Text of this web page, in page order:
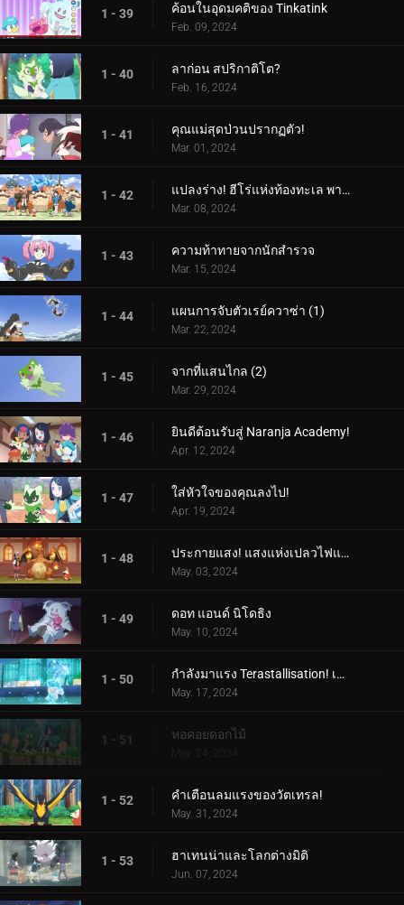
1 - 39 ค้อนในอุดมคติของ Tinkatink
Feb. 09, 2024
1 - 40 ลาก่อน สปริกาติโต?
Feb. 16, 2024
1 - 41 คุณแม่สุดป่วนปรากฏตัว!
Mar. 01, 2024
1 - 42 แปลงร่าง! ฮีโร่แห่งท้องทะเล พาลาฟิน
Mar. 08, 2024
1 - 43 ความท้าทายจากนักสำรวจ
Mar. 15, 2024
1 - 44 แผนการจับตัวเรย์ควาซ่า (1)
Mar. 22, 2024
1 - 45 จากที่แสนไกล (2)
Mar. 29, 2024
1 - 46 ยินดีต้อนรับสู่ Naranja Academy!
Apr. 12, 2024
1 - 47 ใส่หัวใจของคุณลงไป!
Apr. 19, 2024
1 - 48 ประกายแสง! แสงแห่งเปลวไฟและศิลปะ!
May. 03, 2024
1 - 49 ดอท แอนด์ นิโดธิง
May. 10, 2024
1 - 50 กำลังมาแรง Terastallisation! เต้น เต้น Quaxly!
May. 17, 2024
1 - 51 หอคอยดอกไม้
1 - 52 คำเตือนลมแรงของวัตเทรล!
May. 31, 2024
1 - 53 ฮาเทนน่าและโลกต่างมิติ
Jun. 07, 2024